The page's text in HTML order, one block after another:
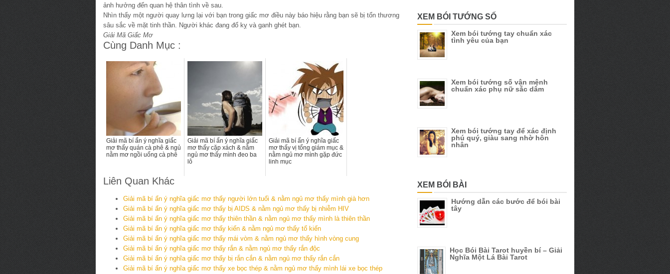
ảnh hưởng đến quan hệ thân tình về sau.
Nhìn thấy một người quay lưng lại với bạn trong giấc mơ điều này báo hiệu rằng bạn sẽ bị tổn thương
sâu sắc về mặt tinh thần. Người khác đang đố kỵ và ganh ghét bạn.
Giải Mã Giấc Mơ
Cùng Danh Mục :
Giải mã bí ẩn ý nghĩa giấc
mơ thấy quán cà phê & ngủ
nằm mơ ngồi uống cà phê
Giải mã bí ẩn ý nghĩa giấc
mơ thấy cặp xách & nằm
ngủ mơ thấy mình đeo ba
lô
Giải mã bí ẩn ý nghĩa giấc
mơ thấy vị tổng giám mục &
nằm ngủ mơ mình gặp đức
linh mục
Liên Quan Khác
Giải mã bí ẩn ý nghĩa giấc mơ thấy người lớn tuổi & nằm ngủ mơ thấy mình già hơn
Giải mã bí ẩn ý nghĩa giấc mơ thấy bị AIDS & nằm ngủ mơ thấy bị nhiễm HIV
Giải mã bí ẩn ý nghĩa giấc mơ thấy thiên thần & nằm ngủ mơ thấy mình là thiên thần
Giải mã bí ẩn ý nghĩa giấc mơ thấy kiến & nằm ngủ mơ thấy tổ kiến
Giải mã bí ẩn ý nghĩa giấc mơ thấy mái vòm & nằm ngủ mơ thấy hình vòng cung
Giải mã bí ẩn ý nghĩa giấc mơ thấy rắn & nằm ngủ mơ thấy rắn độc
Giải mã bí ẩn ý nghĩa giấc mơ thấy bị rắn cắn & nằm ngủ mơ thấy rắn cắn
Giải mã bí ẩn ý nghĩa giấc mơ thấy xe bọc thép & nằm ngủ mơ thấy mình lái xe bọc thép
XEM BÓI TƯỚNG SỐ
Xem bói tướng tay chuẩn xác
tình yêu của bạn
Xem bói tướng số vận mệnh
chuẩn xác phụ nữ sắc dâm
Xem bói tướng tay để xác định
phú quý, giàu sang nhờ hôn
nhân
XEM BÓI BÀI
Hướng dẫn các bước để bói bài
tây
Học Bói Bài Tarot huyền bí – Giải
Nghĩa Một Lá Bài Tarot